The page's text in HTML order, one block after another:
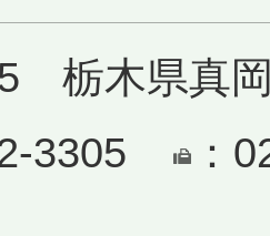
栃木県真
3305
：